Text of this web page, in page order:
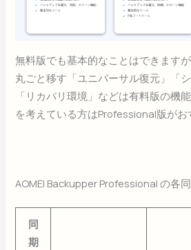
無料版でも基本的なことはできます
丸ごと移す「ユニバーサル復元」「
「リカバリ環境」などは有料版の機
を考えている方はProfessional版がお
AOMEI Backupper Professional の各
同
期